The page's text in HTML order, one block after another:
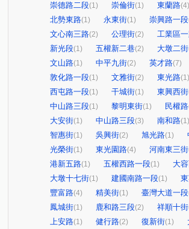
崇德路二段(1) 崇倫街(1) 東蘭路(4)
北勢東路(1) 永東街(1) 崇興路一段
文心南三路(2) 公理街(2) 工業區
新光段(1) 五權新二巷(2) 大墩二街
文山路(1) 中平九街(2) 英才路(7)
敦化路一段(1) 文雅街(2) 東光路(1)
西屯路一段(1) 干城街(1) 東興西街
中山路三段(1) 黎明東街(1) 民權路
大安街(1) 中山路三段(3) 南和路(1)
智惠街(1) 吳興街(2) 旭光路(1)
光榮街(1) 東光園路(4) 河南東三街
港新五路(1) 五權西路一段(1) 大
大墩十七街(1) 建國南路一段(1)
豐富路(4) 精美街(1) 臺灣大道一段
鳳城街(1) 鹿和路三段(2) 祥順十街
上安路(1) 健行路(2) 復新街(1)